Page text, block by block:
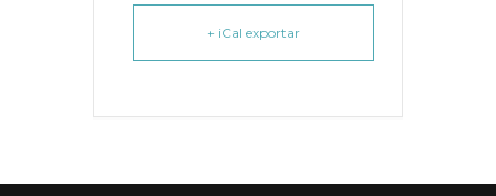
+ iCal exportar